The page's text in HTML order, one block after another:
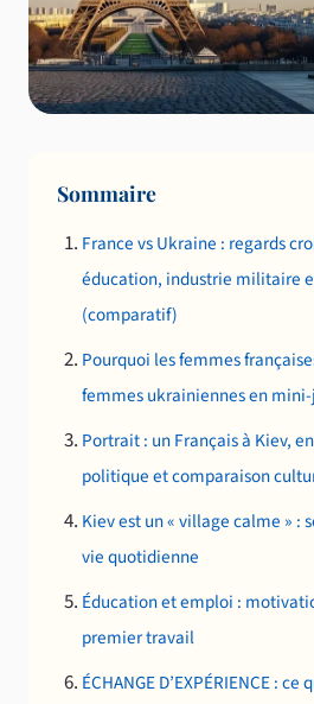
Sommaire
France vs Ukraine : regards
éducation, industrie militaire
(comparatif)
Pourquoi les femmes
femmes ukrainiennes en mini-
Portrait : un Français à Kiev,
politique et comparaison
Kiev est un « village calme » :
vie quotidienne
Éducation et emploi :
premier travail
ÉCHANGE D’EXPÉRIENCE :